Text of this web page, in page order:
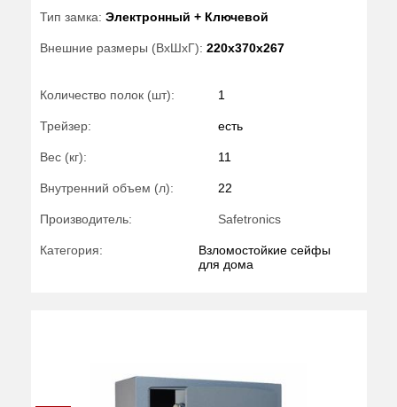
Тип замка: Электронный + Ключевой
Внешние размеры (ВхШхГ): 220x370x267
Количество полок (шт): 1
Трейзер: есть
Вес (кг): 11
Внутренний объем (л): 22
Производитель: Safetronics
Категория:
Взломостойкие сейфы
для дома